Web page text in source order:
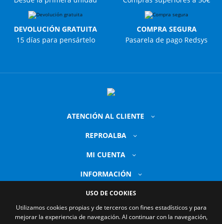
DEVOLUCIÓN GRATUITA
15 días para pensártelo
COMPRA SEGURA
Pasarela de pago Redsys
ATENCIÓN AL CLIENTE
REPROALBA
MI CUENTA
INFORMACIÓN
USO DE COOKIES
Utilizamos cookies propias y de terceros con fines estadísticos y para
mejorar la experiencia de navegación. Al continuar con la navegación,